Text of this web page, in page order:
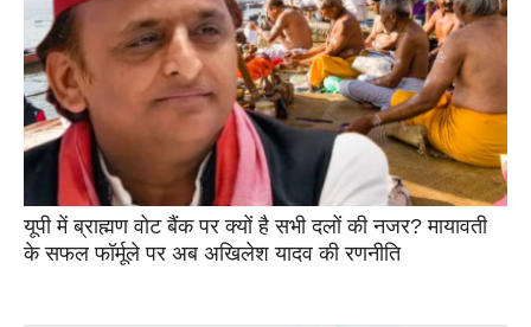
यूपी में ब्राह्मण वोट बैंक पर क्यों है सभी दलों की नजर? मायावती
के सफल फॉर्मूले पर अब अखिलेश यादव की रणनीति